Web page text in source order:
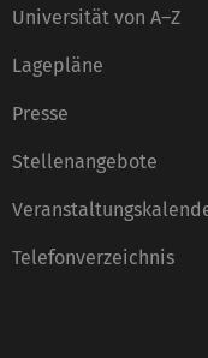
Universität von A–Z
Lagepläne
Presse
Stellenangebote
Telefonverzeichnis